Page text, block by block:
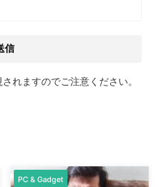
れますのでご注意ください。
PC & Gadget